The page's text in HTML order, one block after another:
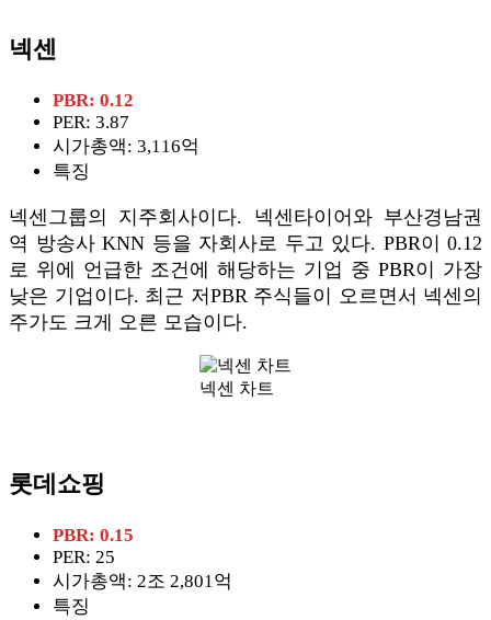
넥센
PBR: 0.12
PER: 3.87
시가총액: 3,116억
특징
넥센그룹의 지주회사이다. 넥센타이어와 부산경남권
역 방송사 KNN 등을 자회사로 두고 있다. PBR이 0.12
로 위에 언급한 조건에 해당하는 기업 중 PBR이 가장
낮은 기업이다. 최근 저PBR 주식들이 오르면서 넥센의
주가도 크게 오른 모습이다.
넥센 차트
롯데쇼핑
PBR: 0.15
PER: 25
시가총액: 2조 2,801억
특징